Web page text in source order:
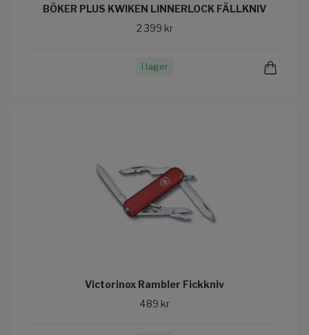
BÖKER PLUS KWIKEN LINNERLOCK FÄLLKNIV
2 399 kr
I lager
Victorinox Rambler Fickkniv
489 kr